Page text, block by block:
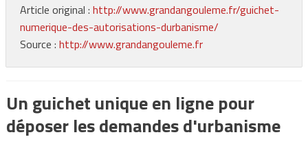
Article original : http://www.grandangouleme.fr/guichet-
numerique-des-autorisations-durbanisme/
Source : http://www.grandangouleme.fr
Un guichet unique en ligne pour
déposer les demandes d'urbanisme